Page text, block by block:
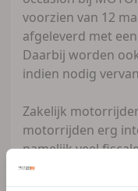
voorzien van 12
afgeleverd met
Daarbij worden
indien nodig
Zakelijk
motorrijden erg
namelijk veel
zakelijk aanschaf.